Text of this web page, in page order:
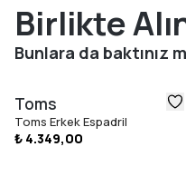
Birlikte
Bunlara da baktınız
Toms
Toms Erkek Espadril
₺ 4.349,00